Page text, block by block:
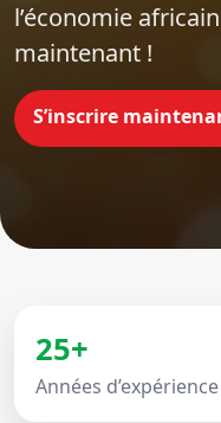
l’économie
maintenant !
S’inscrire
25+
Années d’expérience